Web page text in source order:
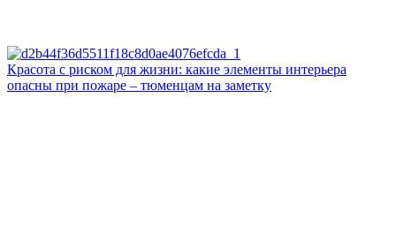
Красота с риском для жизни: какие элементы интерьера
опасны при пожаре – тюменцам на заметку